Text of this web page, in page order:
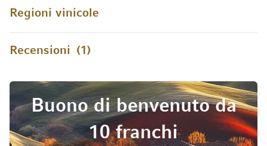
Regioni vinicole
Recensioni 1
Buono di benvenuto da
10 franchi